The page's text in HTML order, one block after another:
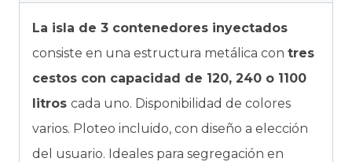
La isla de 3 contenedores inyectados
consiste en una estructura metálica con tres
cestos con capacidad de 120, 240 o 1100
litros cada uno. Disponibilidad de colores
varios. Ploteo incluido, con diseño a elección
del usuario. Ideales para segregación en